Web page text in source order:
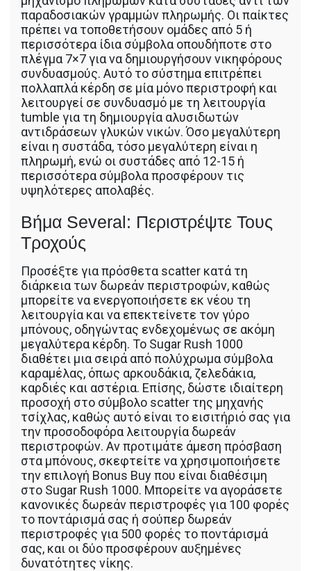
παραδοσιακών γραμμών πληρωμής. Οι παίκτες
πρέπει να τοποθετήσουν ομάδες από 5 ή
περισσότερα ίδια σύμβολα οπουδήποτε στο
πλέγμα 7×7 για να δημιουργήσουν νικηφόρους
συνδυασμούς. Αυτό το σύστημα επιτρέπει
πολλαπλά κέρδη σε μία μόνο περιστροφή και
λειτουργεί σε συνδυασμό με τη λειτουργία
tumble για τη δημιουργία αλυσιδωτών
αντιδράσεων γλυκών νικών. Όσο μεγαλύτερη
είναι η συστάδα, τόσο μεγαλύτερη είναι η
πληρωμή, ενώ οι συστάδες από 12-15 ή
περισσότερα σύμβολα προσφέρουν τις
υψηλότερες απολαβές.
Βήμα Several: Περιστρέψτε Τους
Τροχούς
Προσέξτε για πρόσθετα scatter κατά τη
διάρκεια των δωρεάν περιστροφών, καθώς
μπορείτε να ενεργοποιήσετε εκ νέου τη
λειτουργία και να επεκτείνετε τον γύρο
μπόνους, οδηγώντας ενδεχομένως σε ακόμη
μεγαλύτερα κέρδη. Το Sugar Rush 1000
διαθέτει μια σειρά από πολύχρωμα σύμβολα
καραμέλας, όπως αρκουδάκια, ζελεδάκια,
καρδιές και αστέρια. Επίσης, δώστε ιδιαίτερη
προσοχή στο σύμβολο scatter της μηχανής
τσίχλας, καθώς αυτό είναι το εισιτήριό σας για
την προσοδοφόρα λειτουργία δωρεάν
περιστροφών. Αν προτιμάτε άμεση πρόσβαση
στα μπόνους, σκεφτείτε να χρησιμοποιήσετε
την επιλογή Bonus Buy που είναι διαθέσιμη
στο Sugar Rush 1000. Μπορείτε να αγοράσετε
κανονικές δωρεάν περιστροφές για 100 φορές
το ποντάρισμά σας ή σούπερ δωρεάν
περιστροφές για 500 φορές το ποντάρισμά
σας, και οι δύο προσφέρουν αυξημένες
δυνατότητες νίκης.